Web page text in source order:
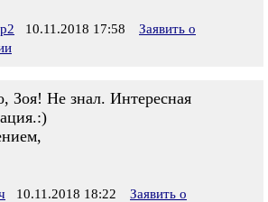
10.11.2018 17:58
Заявить о
Зоя! Не знал. Интересная
10.11.2018 18:22
Заявить о